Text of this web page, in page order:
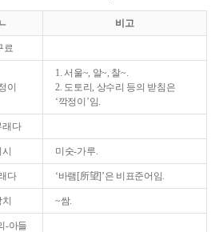
ㄴ 비고
료
이
1. 서울~, 알~, 찰~.
2. 도토리, 상수리 등의 받침은
‘깍정이’임.
래다
미숫-가루.
다 ‘바램[所望]’은 비표준어임.
~쌈.
-아들